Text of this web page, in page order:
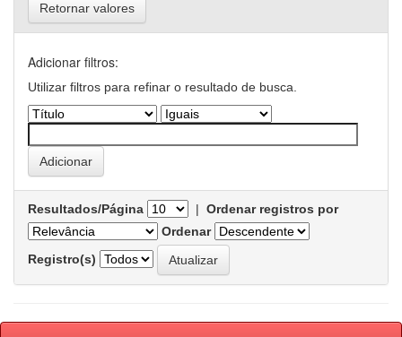
Retornar valores
Adicionar filtros:
Utilizar filtros para refinar o resultado de busca.
Resultados/Página | Ordenar registros por
Ordenar
Registro(s)